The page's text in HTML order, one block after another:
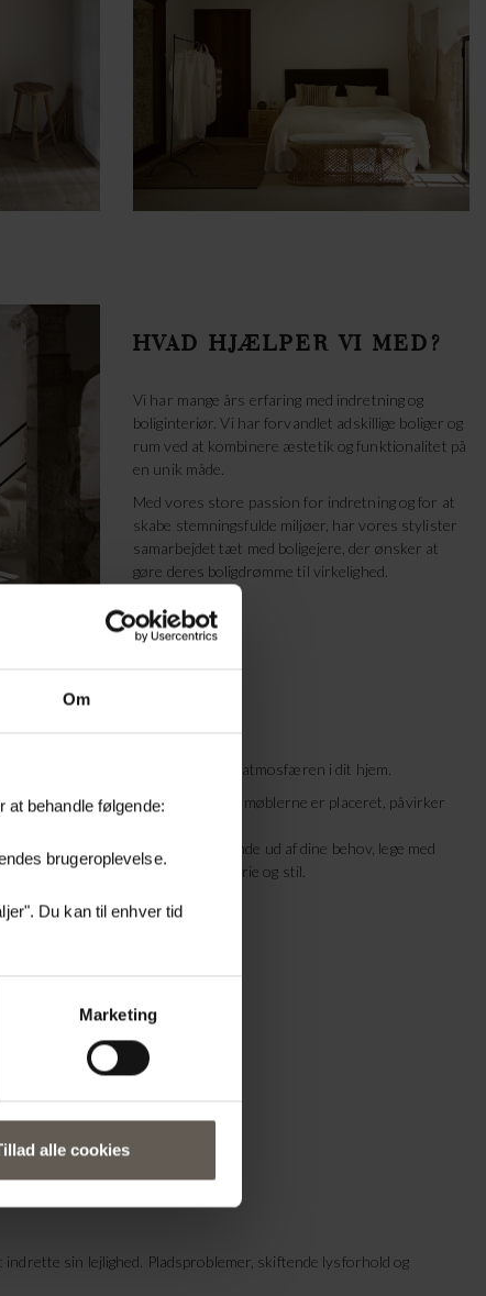
Om
at behandle følgende:
brugeroplevelse.
Du kan til enhver tid
Marketing
alle cookies
HVAD HJÆLPER VI MED?
Vi har mange års erfaring med indretning og
boliginteriør. Vi har forvandlet adskillige boliger og
rum ved at kombinere æstetik og funktionalitet på
en unik måde.
Med vores store passion for indretning og for at
skabe stemningsfulde miljøer, har vores stylister
samarbejdet tæt med boligejere, der ønsker at
gøre deres boligdrømme til virkelighed.
på væggene - kan ændre hele atmosfæren i dit hjem.
liv og natur ind, og hvordan møblerne er placeret, påvirker
potentiale. Sammen kan vi finde ud af dine behov, lege med
fortæller din egen personlige historie og stil.
sin lejlighed. Pladsproblemer, skiftende lysforhold og